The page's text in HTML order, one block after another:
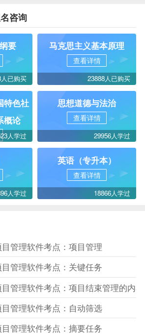
咨询
要
已购买
马克思主义基本原理
查看详情
23888人已购买
特色社
概论
人学过
思想道德与法治
查看详情
29956人学过
人学过
英语（专升本）
查看详情
18866人学过
管理软件考点：项目管理
管理软件考点：关键任务
管理软件考点：项目结束管理的内容
管理软件考点：自动筛选
管理软件考点：摘要任务